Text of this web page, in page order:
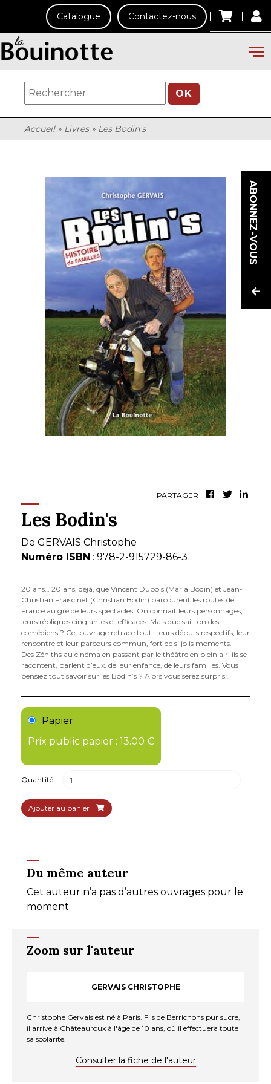
Catalogue Contactez-nous
OK
Accueil» Livres» Les Bodin's
ABONNEZ-VOUS
Les Bodin's
De GERVAIS Christophe
Numéro ISBN : 978-2-915729-86-3
PARTAGER
20 ans… 20 ans, déjà, que Vincent Dubois (Maria Bodin) et Jean-
Christian Fraiscinet (Christian Bodin) parcourent les routes de
France au gré de leurs spectacles. On connait leurs personnages,
leurs répliques cinglantes et efficaces. Mais que sait-on des
comédiens ? Cet ouvrage retrace tout : leurs débuts respectifs, leur
rencontre et leur parcours commun, fort de si jolis moments.
Des Zéniths au cinéma en passant par le théâtre en plein air, ils se
racontent, parlent d’eux, de leur enfance, de leurs familles. Vous
pensiez tout savoir sur les Bodin’s ? Alors vous serez surpris…
Papier
Prix public papier : 13.00 €
Quantité
Ajouter au panier
Du même auteur
Cet auteur n’a pas d’autres ouvrages pour le
moment
Zoom sur l'auteur
GERVAIS CHRISTOPHE
Christophe Gervais est né à Paris. Fils de Berrichons pur sucre,
il arrive à Châteauroux à l'âge de 10 ans, où il effectuera toute
sa scolarité.
Consulter la fiche de l'auteur